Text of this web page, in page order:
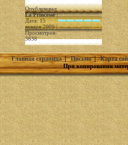
Опубликовал:
La Princesse|
Дата: 15
января 2009 |
Просмотров:
3838
(голосов: 0)
Главная страница|Письмо|Карта
При копировании